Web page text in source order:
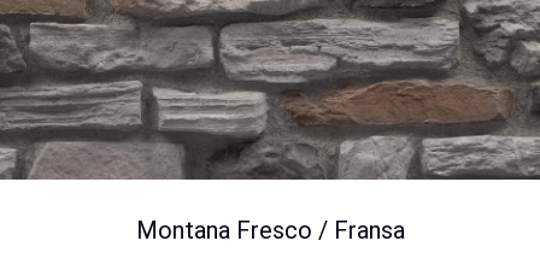
Montana Fresco / Fransa